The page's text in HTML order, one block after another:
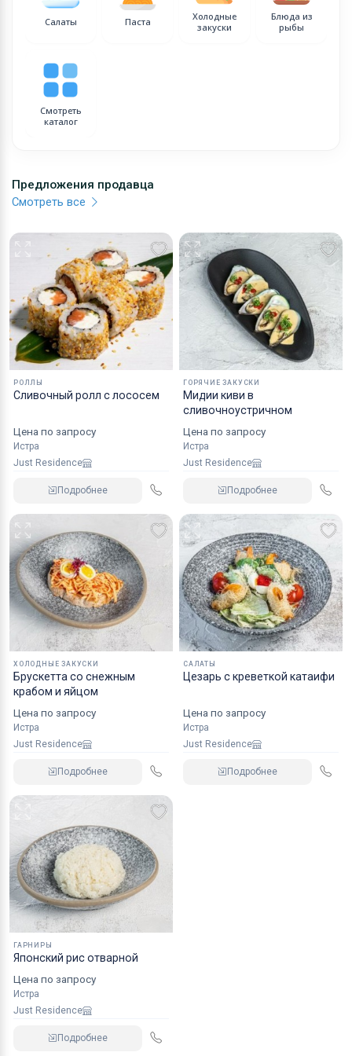
Салаты Паста
Холодные
закуски
Блюда из
рыбы
Смотреть
каталог
Предложения продавца
Смотреть все
РОЛЛЫ
Сливочный ролл с лососем
Цена по запросу
Истра
Just Residence
Подробнее
ГОРЯЧИЕ ЗАКУСКИ
Мидии киви в
сливочноустричном
Цена по запросу
Истра
Just Residence
Подробнее
ХОЛОДНЫЕ ЗАКУСКИ
Брускетта со снежным
крабом и яйцом
Цена по запросу
Истра
Just Residence
Подробнее
САЛАТЫ
Цезарь с креветкой катаифи
Цена по запросу
Истра
Just Residence
Подробнее
ГАРНИРЫ
Японский рис отварной
Цена по запросу
Истра
Just Residence
Подробнее